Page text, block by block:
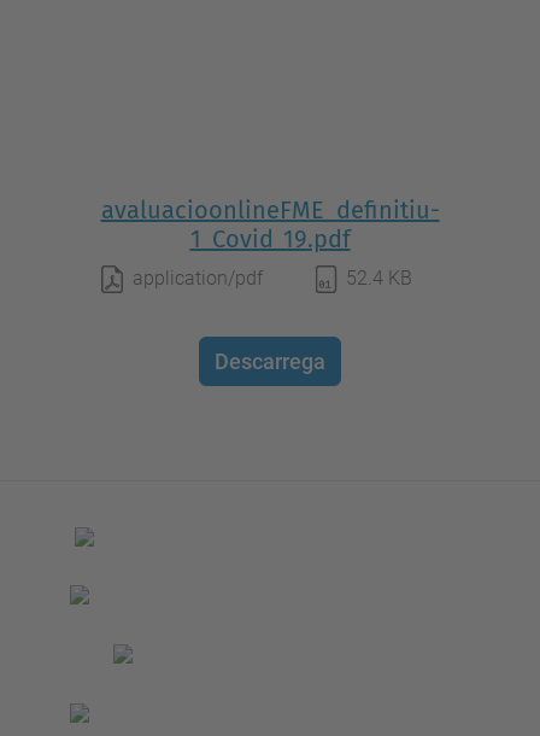
avaluacioonlineFME_definitiu-
1_Covid_19.pdf
application/pdf 52.4 KB
Descarrega